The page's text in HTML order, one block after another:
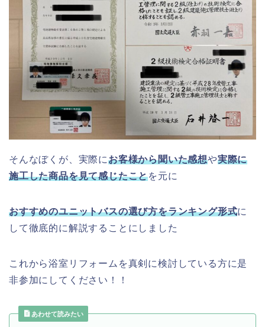
そんなぼくが、実際にお客様から聞いた感想や実際に
施工した商品を見て感じたことを元に
おすすめのユニットバスの選び方をランキング形式に
して徹底的に解説することにしました
これから浴室リフォームを真剣に検討している方に是
非参加にしてください！！
あわせて読みたい